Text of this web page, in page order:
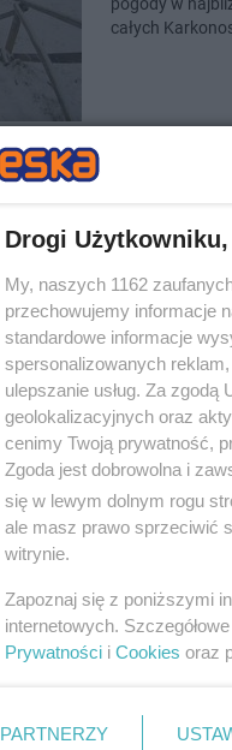
całych
jedynie błotną
odnotowano
Na
Karkonoszy
Gdy
Drogi Użytkowniku,
My, naszych 1162
przechowujemy informacje
standardowe informacje
spersonalizowanych
ulepszanie usług. Za
geolokalizacyjnych oraz
cenimy Twoją prywatność,
Zgoda jest dobrowolna i
się w lewym dolnym rogu
ale masz prawo sprzeciwić
witrynie.
Zapoznaj się z poniższymi
internetowych.
Prywatności i Cookies oraz
PARTNERZY